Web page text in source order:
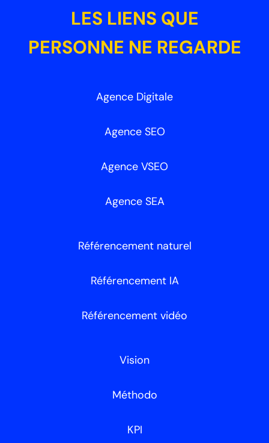
LES LIENS QUE
PERSONNE NE REGARDE
Agence Digitale
Agence SEO
Agence VSEO
Agence SEA
Référencement naturel
Référencement IA
Référencement vidéo
Vision
Méthodo
KPI